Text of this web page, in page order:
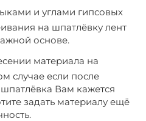
и углами гипсовых
на шпатлёвку лент
основе.
материала на
случае если после
Вам кажется
задать материалу ещё